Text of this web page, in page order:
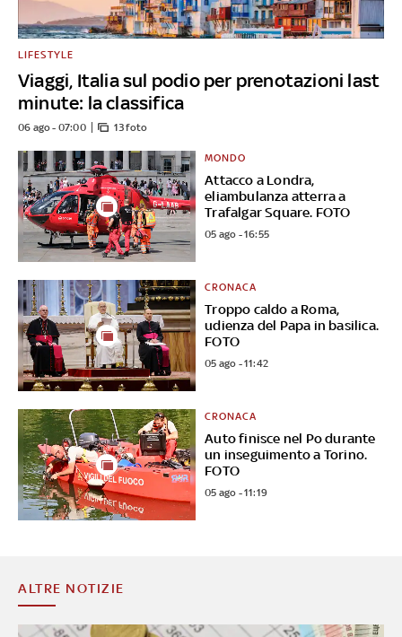
Viaggi, Italia sul podio per prenotazioni last
minute: la classifica
LIFESTYLE
06 ago - 07:00 13 foto
Attacco a Londra,
eliambulanza atterra a
Trafalgar Square. FOTO
MONDO
05 ago - 16:55
Troppo caldo a Roma,
udienza del Papa in basilica.
FOTO
CRONACA
05 ago - 11:42
Auto finisce nel Po durante
un inseguimento a Torino.
FOTO
CRONACA
05 ago - 11:19
ALTRE NOTIZIE